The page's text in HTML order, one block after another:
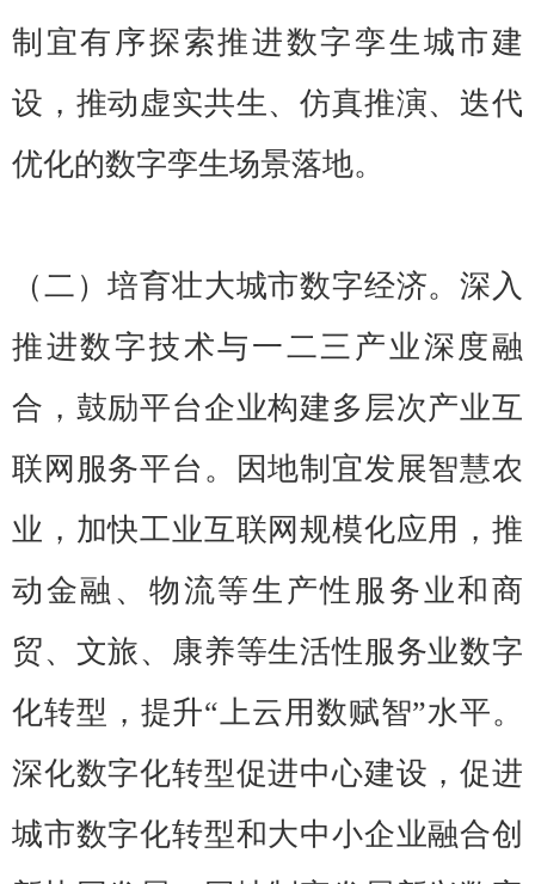
制宜有序探索推进数字孪生城市建
设，推动虚实共生、仿真推演、迭代
优化的数字孪生场景落地。
（二）培育壮大城市数字经济。深入
推进数字技术与一二三产业深度融
合，鼓励平台企业构建多层次产业互
联网服务平台。因地制宜发展智慧农
业，加快工业互联网规模化应用，推
动金融、物流等生产性服务业和商
贸、文旅、康养等生活性服务业数字
化转型，提升“上云用数赋智”水平。
深化数字化转型促进中心建设，促进
城市数字化转型和大中小企业融合创